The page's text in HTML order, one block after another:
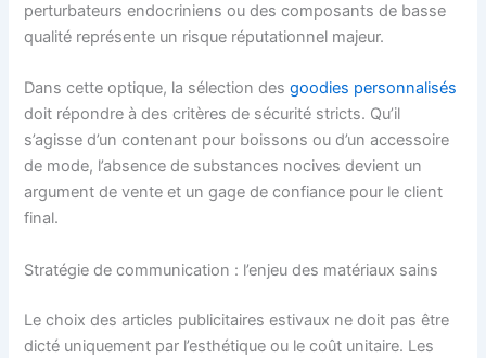
perturbateurs endocriniens ou des composants de basse
qualité représente un risque réputationnel majeur.
Dans cette optique, la sélection desgoodies personnalisés
doit répondre à des critères de sécurité stricts. Qu’il
s’agisse d’un contenant pour boissons ou d’un accessoire
de mode, l’absence de substances nocives devient un
argument de vente et un gage de confiance pour le client
final.
Stratégie de communication : l’enjeu des matériaux sains
Le choix des articles publicitaires estivaux ne doit pas être
dicté uniquement par l’esthétique ou le coût unitaire. Les